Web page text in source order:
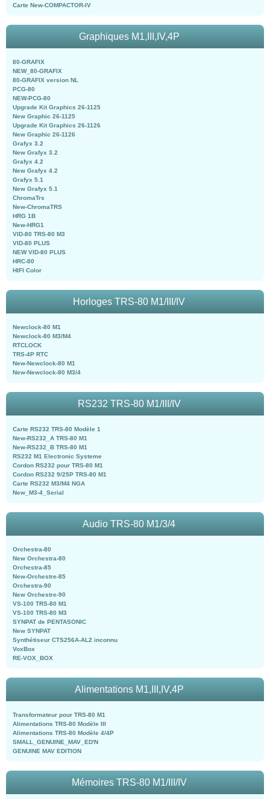
Carte New-COMPACTOR-IV
Graphiques M1,III,IV,4P
80-GRAFIX
NEW_80-GRAFIX
80-GRAFIX version NL
PCG-80
NEW-PCG-80
Upgrade Kit Graphics 26-1125
New Graphic 26-1125
Upgrade Kit Graphics 26-1126
New Graphic 26-1126
Grafyx 3.2
New Grafyx 3.2
Grafyx 4.2
New Grafyx 4.2
Grafyx 5.1
New Grafyx 5.1
ChromaTrs
New-ChromaTRS
HRG 1B
New-HRG1
VID-80 TRS-80 M3
VID-80 PLUS
NEW VID-80 PLUS
HRC-80
HIFI Color
Horloges TRS-80 M1/III/IV
Newclock-80 M1
Newclock-80 M3/M4
RTCLOCK
TRS-4P RTC
New-Newclock-80 M1
New-Newclock-80 M3/4
RS232 TRS-80 M1/III/IV
Carte RS232 TRS-80 Modèle 1
New-RS232_A TRS-80 M1
New-RS232_B TRS-80 M1
RS232 M1 Electronic Systeme
Cordon RS232 pour TRS-80 M1
Cordon RS232 9/25P TRS-80 M1
Carte RS232 M3/M4 NGA
New_M3-4_Serial
Audio TRS-80 M1/3/4
Orchestra-80
New Orchestra-80
Orchestra-85
New-Orchestre-85
Orchestra-90
New Orchestre-90
VS-100 TRS-80 M1
VS-100 TRS-80 M3
SYNPAT de PENTASONIC
New SYNPAT
Synthétiseur CTS256A-AL2 inconnu
VoxBox
RE-VOX_BOX
Alimentations M1,III,IV,4P
Transformateur pour TRS-80 M1
Alimentations TRS-80 Modèle III
Alimentations TRS-80 Modèle 4/4P
SMALL_GENUINE_MAV_ED'N
GENUINE MAV EDITION
Mémoires TRS-80 M1/III/IV